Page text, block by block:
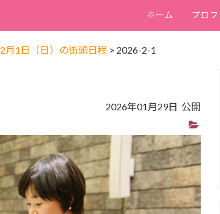
ホーム プロ
2月1日（日）の街頭日程 > 2026-2-1
2026年01月29日 公開